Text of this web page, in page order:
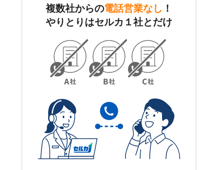
複数社からの電話営業なし ！
やりとりはセルカ１社とだけ